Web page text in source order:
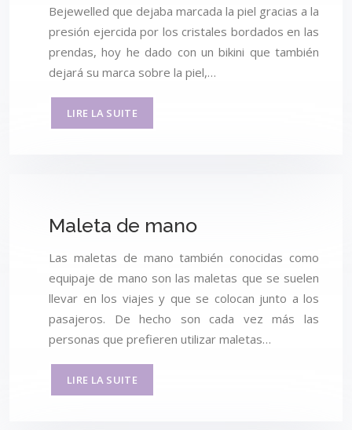
Bejewelled que dejaba marcada la piel gracias a la
presión ejercida por los cristales bordados en las
prendas, hoy he dado con un bikini que también
dejará su marca sobre la piel,…
LIRE LA SUITE
Maleta de mano
Las maletas de mano también conocidas como
equipaje de mano son las maletas que se suelen
llevar en los viajes y que se colocan junto a los
pasajeros. De hecho son cada vez más las
personas que prefieren utilizar maletas…
LIRE LA SUITE